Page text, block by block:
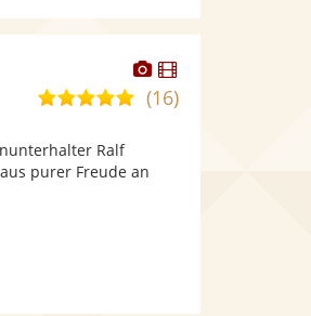
Dieser
Künstler
stellt
Dieser
Künstler
5,0
Sternen
(16)
Ralf
purer Freude an